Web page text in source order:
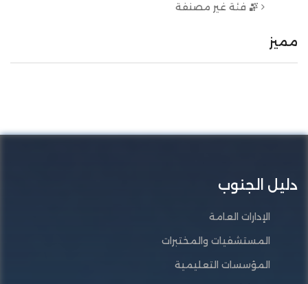
فئة غير مصنفة
مميز
دليل الجنوب
الإدارات العامة
المستشفيات والمختبرات
المؤسسات التعليمية